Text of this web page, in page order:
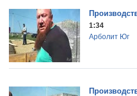
1:34
Арболит Юг